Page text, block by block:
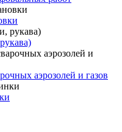
аэрозолей и газов